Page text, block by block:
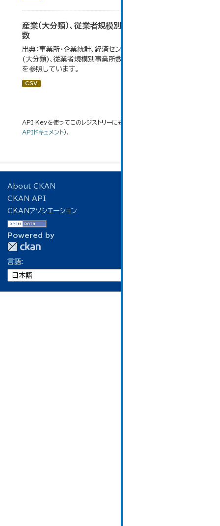
産業（大分類）、従業者規模別事業所数及び従業者
数
出典：事業所・企業統計、経済センサス。大仙市の統計「産業
(大分類)、従業者規模別事業所数及び従業者数」のデータ
を参照しています。
CSV
API Keyを使ってこのレジストリーにもアクセス可能です
APIドキュメント).
About CKAN
CKAN API
CKANアソシエーション
Powered by
言語